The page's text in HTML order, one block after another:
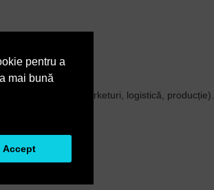
pentru a
mai bună
Accept
industrie (supermarketuri, logistică,